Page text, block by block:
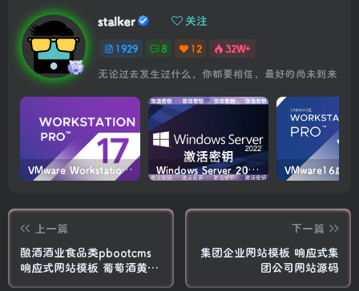
stalker 关注
1929 8 12
32W+
无论过去发生过什么，你都要相信，最好的尚未到来
VMware Workstation PRO v17.6.4 正式版_虚拟机(带激活密钥) Windows Server 2022激活密钥 2024 5月更新
上一篇
酿酒酒业食品类pbootcms
响应式网站模板 葡萄酒黄酒
类网站源码
下一篇
集团企业网站模板 响应式集
团公司网站源码